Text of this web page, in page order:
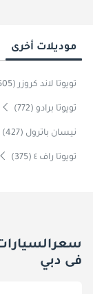
موديلات أخرى
تويوتا لاند كروزر (1505)
تويوتا برادو (772)
نيسان باترول (427)
تويوتا راف ٤ (375)
فى دبي